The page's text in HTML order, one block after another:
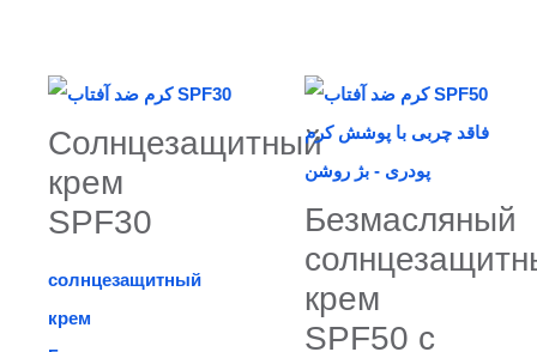
Солнцезащитный
крем
SPF30
солнцезащитный
крем
Безмасляный
крем
SPF50 с